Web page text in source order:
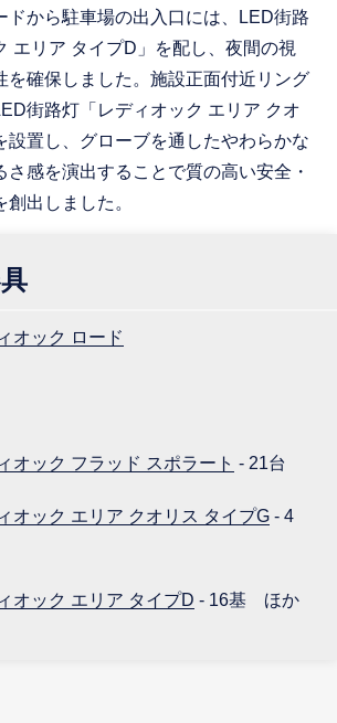
ドから駐車場の出入口には、LED街路
エリア タイプD」を配し、夜間の視
を確保しました。施設正面付近リング
街路灯「レディオック エリア クオ
設置し、グローブを通したやわらかな
さ感を演出することで質の高い安全・
出しました。
オック ロード
オック フラッド スポラート - 21台
オック エリア クオリス タイプG - 4
オック エリア タイプD - 16基 ほか